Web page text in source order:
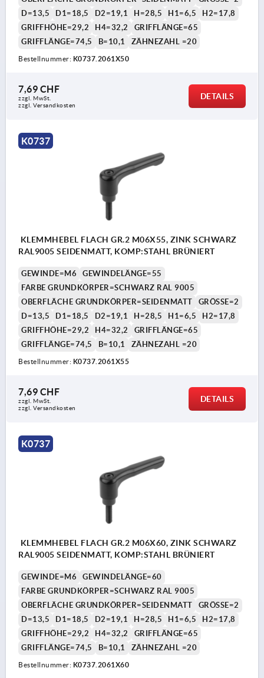
D=13,5
D1=18,5 D2=19,1 H=28,5 H1=6,5
H2=17,8
GRIFFHÖHE=29,2
H4=32,2
GRIFFLÄNGE=65
GRIFFLÄNGE=74,5
B=10,1 ZÄHNEZAHL =20
Bestellnummer: K0737.2061X50
7,69 CHF
zzgl. MwSt.
zzgl. Versandkosten
DETAILS
K0737
KLEMMHEBEL FLACH GR.2 M06X55, ZINK SCHWARZ
RAL9005 SEIDENMATT, KOMP:STAHL BRÜNIERT
GEWINDE=M6
GEWINDELÄNGE=55
FARBE GRUNDKÖRPER=SCHWARZ RAL 9005
OBERFLÄCHE GRUNDKÖRPER=SEIDENMATT
GRÖSSE=2
D=13,5
D1=18,5 D2=19,1 H=28,5 H1=6,5
H2=17,8
GRIFFHÖHE=29,2
H4=32,2
GRIFFLÄNGE=65
GRIFFLÄNGE=74,5
B=10,1 ZÄHNEZAHL =20
Bestellnummer: K0737.2061X55
7,69 CHF
zzgl. MwSt.
zzgl. Versandkosten
DETAILS
K0737
KLEMMHEBEL FLACH GR.2 M06X60, ZINK SCHWARZ
RAL9005 SEIDENMATT, KOMP:STAHL BRÜNIERT
GEWINDE=M6
GEWINDELÄNGE=60
FARBE GRUNDKÖRPER=SCHWARZ RAL 9005
OBERFLÄCHE GRUNDKÖRPER=SEIDENMATT
GRÖSSE=2
D=13,5
D1=18,5 D2=19,1 H=28,5 H1=6,5
H2=17,8
GRIFFHÖHE=29,2
H4=32,2
GRIFFLÄNGE=65
GRIFFLÄNGE=74,5
B=10,1 ZÄHNEZAHL =20
Bestellnummer: K0737.2061X60